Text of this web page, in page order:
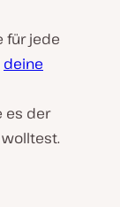
für jede
deine
es der